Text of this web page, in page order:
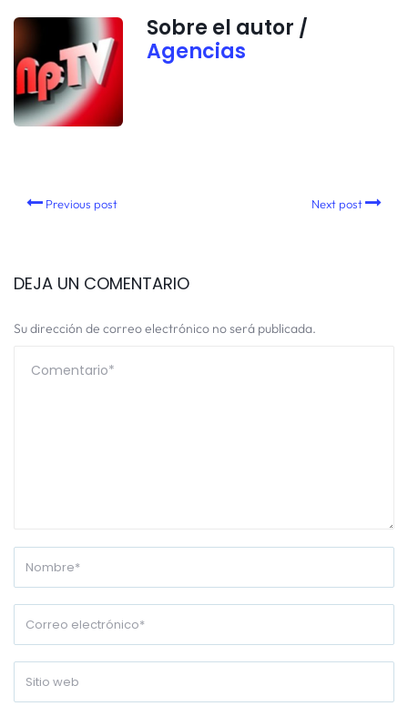
Sobre el autor /
Agencias
Previous post Next post
DEJA UN COMENTARIO
Su dirección de correo electrónico no será publicada.